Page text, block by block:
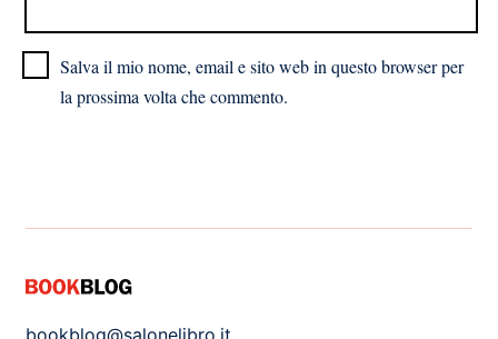
Salva il mio nome, email e sito web in questo browser per
la prossima volta che commento.